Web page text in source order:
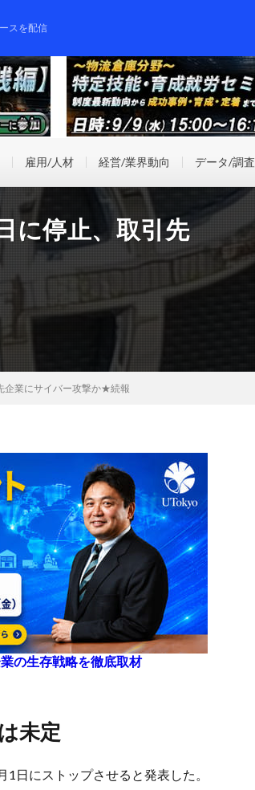
スを配信
雇用/人材 経営/業界動向 データ/調査
に停止、取引先
企業にサイバー攻撃か★続報
の生存戦略を徹底取材
未定
日にストップさせると発表した。